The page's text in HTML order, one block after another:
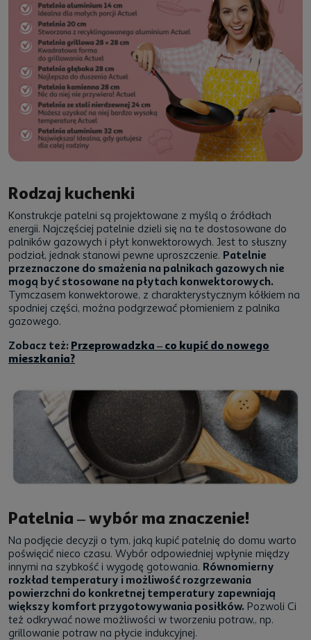
Rodzaj kuchenki
Konstrukcje patelni są projektowane z myślą o źródłach
energii. Najczęściej patelnie dzieli się na te dostosowane do
palników gazowych i płyt konwektorowych. Jest to słuszny
podział, jednak stanowi pewne uproszczenie. Patelnie
przeznaczone do smażenia na palnikach gazowych nie
mogą być stosowane na płytach konwektorowych.
Tymczasem konwektorowe, z charakterystycznym kółkiem na
spodniej części, można podgrzewać płomieniem z palnika
gazowego.
Zobacz też: Przeprowadzka – co kupić do nowego
mieszkania?
Patelnia – wybór ma znaczenie!
Na podjęcie decyzji o tym, jaką kupić patelnię do domu warto
poświęcić nieco czasu. Wybór odpowiedniej wpłynie między
innymi na szybkość i wygodę gotowania. Równomierny
rozkład temperatury i możliwość rozgrzewania
powierzchni do konkretnej temperatury zapewniają
większy komfort przygotowywania posiłków. Pozwoli Ci
też odkrywać nowe możliwości w tworzeniu potraw,, np.
grillowanie potraw na płycie indukcyjnej.